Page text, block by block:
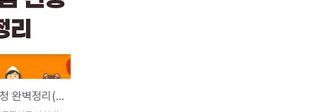
2022 근로장려금 신청 완벽정리(신청기간, 방법, 상한액 등)